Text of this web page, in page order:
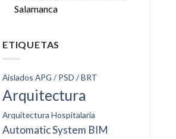
Salamanca
ETIQUETAS
Aislados APG / PSD / BRT
Arquitectura
Arquitectura Hospitalaria
Automatic System BIM